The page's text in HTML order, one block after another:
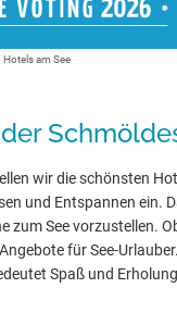
Hotels am See
wir die schönsten
und Entspannen ein.
zum See vorzustellen.
für See-
Spaß und